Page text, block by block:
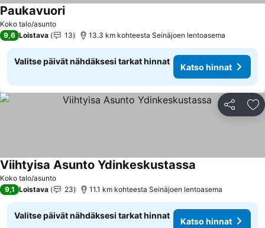
Koko talo/asunto
Paukavuori
9,6 Loistava 13 13.3 km kohteesta Seinäjoen lentoasema
Valitse päivät nähdäksesi tarkat hinnat
Katso hinnat
Jaa
Koko talo/asunto
Viihtyisa Asunto Ydinkeskustassa
9,1 Loistava 23 11.1 km kohteesta Seinäjoen lentoasema
Valitse päivät nähdäksesi tarkat hinnat
Katso hinnat